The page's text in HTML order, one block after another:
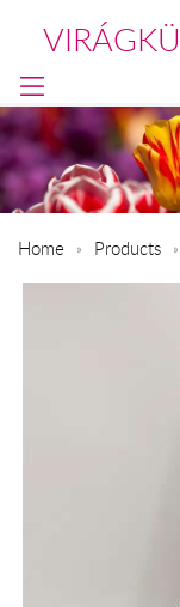
Home Products